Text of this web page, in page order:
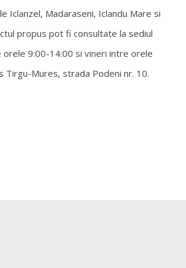
Iclanzel, Madaraseni, Iclandu Mare si
propus pot fi consultate la sediul
orele 9:00-14:00 si vineri intre orele
Tirgu-Mures, strada Podeni nr. 10.